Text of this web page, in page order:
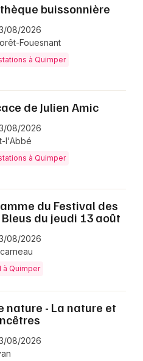
buissonnière
08/2026
Fouesnant
à Quimper
de Julien Amic
08/2026
l'Abbé
à Quimper
du Festival des
du jeudi 13 août
08/2026
à Quimper
nature - La nature et
08/2026